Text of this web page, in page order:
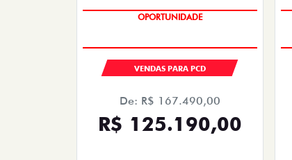
OPORTUNIDADE
VENDAS PARA PCD
De: R$ 167.490,00
R$ 125.190,00